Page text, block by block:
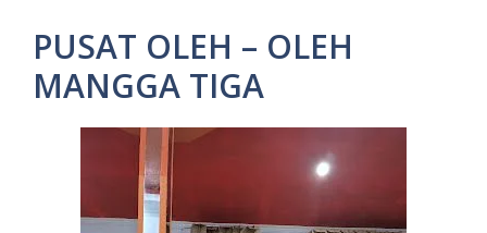
PUSAT OLEH – OLEH
MANGGA TIGA